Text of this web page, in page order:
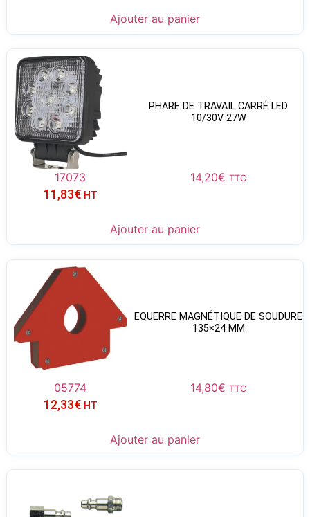
Ajouter au panier
PHARE DE TRAVAIL CARRÉ LED
10/30V 27W
17073 14,20€ TTC
11,83€ HT
Ajouter au panier
EQUERRE MAGNÉTIQUE DE SOUDURE
135×24 MM
05774 14,80€ TTC
12,33€ HT
Ajouter au panier